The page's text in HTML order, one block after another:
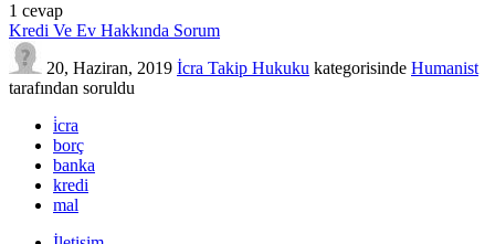
1 cevap
Kredi Ve Ev Hakkında Sorum
20, Haziran, 2019 İcra Takip Hukuku kategorisinde Humanist
tarafından soruldu
i̇cra
borç
banka
kredi
mal